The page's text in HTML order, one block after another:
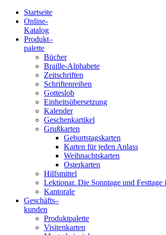
Blindenschrift-
Verlag
Druckerei
gGmbH
Startseite
Online-
Katalog
Produkt–
palette
Bücher
Braille-Alphabete
Zeitschriften
Schriftenreihen
Gotteslob
Einheitsübersetzung
Kalender
Geschenkartikel
Grußkarten
Geburtstagskarten
Karten für jeden Anlass
Weihnachtskarten
Osterkarten
Hilfsmittel
Lektionar. Die Sonntage und
Kantorale
Geschäfts­–
kunden
Produktpalette
Visitenkarten